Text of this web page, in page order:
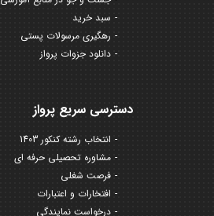
سبد خرید
رهگیری مرسولات پستی
دانلود جزوات پرواز
دسترسی سریع پرواز
انتخاب رشته کنکور 1403
مشاوره تحصیلی حرفه ای
فرصت شغلی
افتخارات و اعتبارات
درخواست نمایندگی